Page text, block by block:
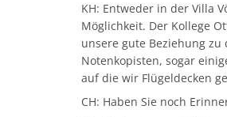
KH: Entweder in der Villa
Möglichkeit. Der Kollege
unsere gute Beziehung
Notenkopisten, sogar
auf die wir Flügeldecken
CH: Haben Sie noch